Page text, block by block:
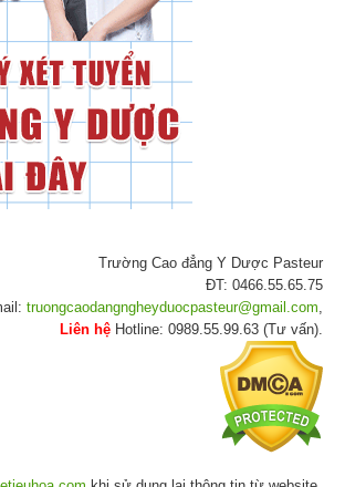
Trường Cao đẳng Y Dược Pasteur
ĐT: 0466.55.65.75
truongcaodangngheyduocpasteur@gmail.com,
Liên hệ Hotline: 0989.55.99.63 (Tư vấn).